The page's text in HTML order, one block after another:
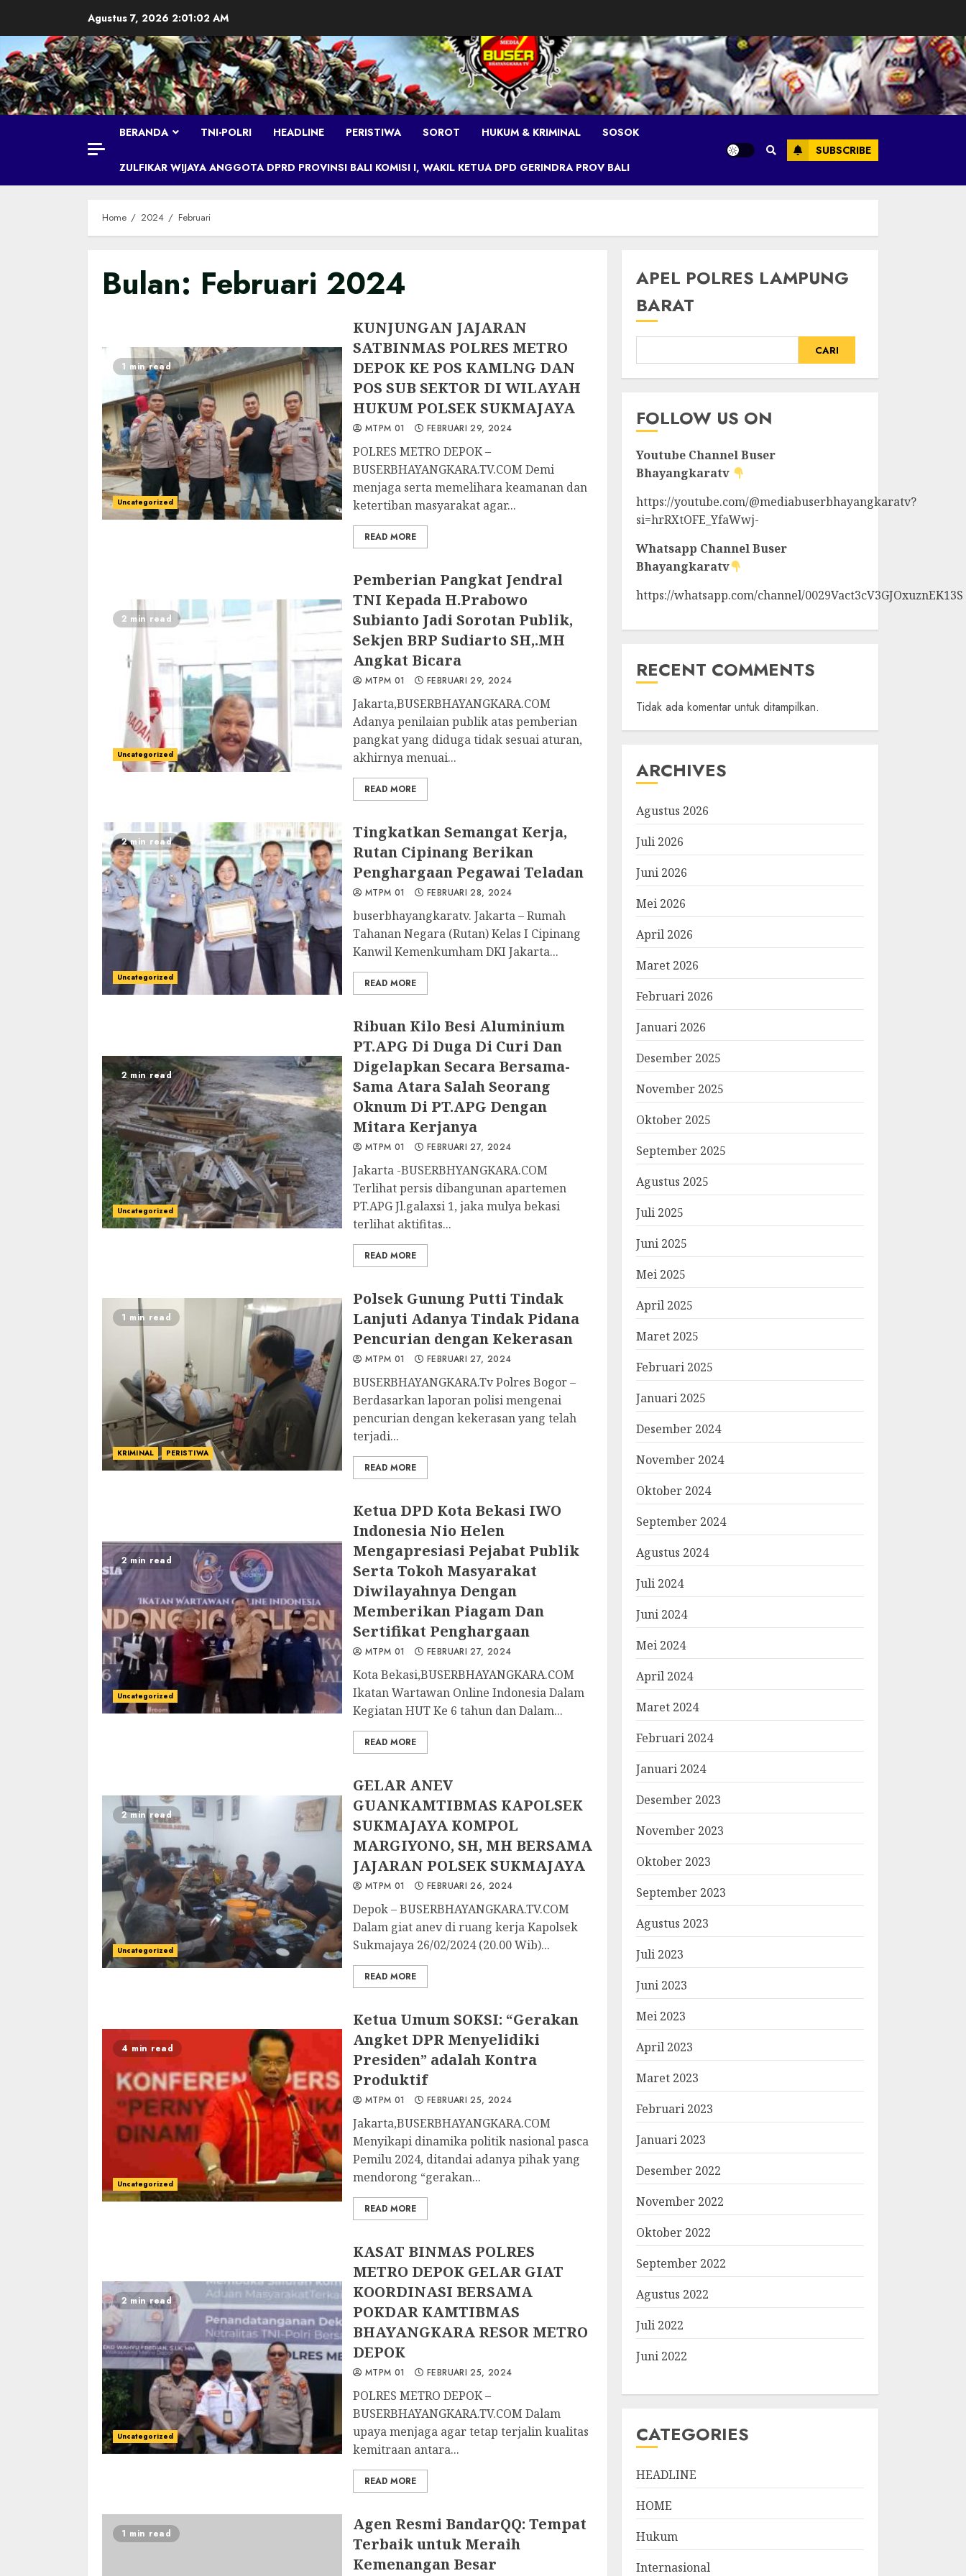
content
Agustus 7, 2026 2:01:04 AM
BERANDA TNI-POLRI HEADLINE PERISTIWA SOROT HUKUM & KRIMINAL SOSOK
ZULFIKAR WIJAYA ANGGOTA DPRD PROVINSI BALI KOMISI I, WAKIL KETUA DPD GERINDRA PROV BALI
SUBSCRIBE
Home 2024 Februari
Bulan: Februari 2024
1 min read
Uncategorized
KUNJUNGAN JAJARAN
SATBINMAS POLRES METRO
DEPOK KE POS KAMLNG DAN
POS SUB SEKTOR DI WILAYAH
HUKUM POLSEK SUKMAJAYA
MTPM 01 FEBRUARI 29, 2024
POLRES METRO DEPOK –
BUSERBHAYANGKARA.TV.COM Demi
menjaga serta memelihara keamanan dan
ketertiban masyarakat agar...
READ MORE
2 min read
Uncategorized
Pemberian Pangkat Jendral
TNI Kepada H.Prabowo
Subianto Jadi Sorotan Publik,
Sekjen BRP Sudiarto SH,.MH
Angkat Bicara
MTPM 01 FEBRUARI 29, 2024
Jakarta,BUSERBHAYANGKARA.COM
Adanya penilaian publik atas pemberian
pangkat yang diduga tidak sesuai aturan,
akhirnya menuai...
READ MORE
2 min read
Uncategorized
Tingkatkan Semangat Kerja,
Rutan Cipinang Berikan
Penghargaan Pegawai Teladan
MTPM 01 FEBRUARI 28, 2024
buserbhayangkaratv. Jakarta – Rumah
Tahanan Negara (Rutan) Kelas I Cipinang
Kanwil Kemenkumham DKI Jakarta...
READ MORE
2 min read
Uncategorized
Ribuan Kilo Besi Aluminium
PT.APG Di Duga Di Curi Dan
Digelapkan Secara Bersama-
Sama Atara Salah Seorang
Oknum Di PT.APG Dengan
Mitara Kerjanya
MTPM 01 FEBRUARI 27, 2024
Jakarta -BUSERBHYANGKARA.COM
Terlihat persis dibangunan apartemen
PT.APG Jl.galaxsi 1, jaka mulya bekasi
terlihat aktifitas...
READ MORE
1 min read
KRIMINAL PERISTIWA
Polsek Gunung Putti Tindak
Lanjuti Adanya Tindak Pidana
Pencurian dengan Kekerasan
MTPM 01 FEBRUARI 27, 2024
BUSERBHAYANGKARA.Tv Polres Bogor –
Berdasarkan laporan polisi mengenai
pencurian dengan kekerasan yang telah
terjadi...
READ MORE
2 min read
Uncategorized
Ketua DPD Kota Bekasi IWO
Indonesia Nio Helen
Mengapresiasi Pejabat Publik
Serta Tokoh Masyarakat
Diwilayahnya Dengan
Memberikan Piagam Dan
Sertifikat Penghargaan
MTPM 01 FEBRUARI 27, 2024
Kota Bekasi,BUSERBHAYANGKARA.COM
Ikatan Wartawan Online Indonesia Dalam
Kegiatan HUT Ke 6 tahun dan Dalam...
READ MORE
2 min read
Uncategorized
GELAR ANEV
GUANKAMTIBMAS KAPOLSEK
SUKMAJAYA KOMPOL
MARGIYONO, SH, MH BERSAMA
JAJARAN POLSEK SUKMAJAYA
MTPM 01 FEBRUARI 26, 2024
Depok – BUSERBHAYANGKARA.TV.COM
Dalam giat anev di ruang kerja Kapolsek
Sukmajaya 26/02/2024 (20.00 Wib)...
READ MORE
4 min read
Uncategorized
Ketua Umum SOKSI: “Gerakan
Angket DPR Menyelidiki
Presiden” adalah Kontra
Produktif
MTPM 01 FEBRUARI 25, 2024
Jakarta,BUSERBHAYANGKARA.COM
Menyikapi dinamika politik nasional pasca
Pemilu 2024, ditandai adanya pihak yang
mendorong “gerakan...
READ MORE
2 min read
Uncategorized
KASAT BINMAS POLRES
METRO DEPOK GELAR GIAT
KOORDINASI BERSAMA
POKDAR KAMTIBMAS
BHAYANGKARA RESOR METRO
DEPOK
MTPM 01 FEBRUARI 25, 2024
POLRES METRO DEPOK –
BUSERBHAYANGKARA.TV.COM Dalam
upaya menjaga agar tetap terjalin kualitas
kemitraan antara...
READ MORE
1 min read
Agen Resmi BandarQQ: Tempat
Terbaik untuk Meraih
Kemenangan Besar
APEL POLRES LAMPUNG
BARAT
CARI
FOLLOW US ON
Youtube ChannelBuser
Bhayangkaratv
https://youtube.com/@mediabuserbhayangkaratv?
si=hrRXtOFE_YfaWwj-
Whatsapp ChannelBuser
Bhayangkaratv
https://whatsapp.com/channel/0029Vact3cV3GJOxuznEK13S
RECENT COMMENTS
Tidak ada komentar untuk ditampilkan.
ARCHIVES
Agustus 2026
Juli 2026
Juni 2026
Mei 2026
April 2026
Maret 2026
Februari 2026
Januari 2026
Desember 2025
November 2025
Oktober 2025
September 2025
Agustus 2025
Juli 2025
Juni 2025
Mei 2025
April 2025
Maret 2025
Februari 2025
Januari 2025
Desember 2024
November 2024
Oktober 2024
September 2024
Agustus 2024
Juli 2024
Juni 2024
Mei 2024
April 2024
Maret 2024
Februari 2024
Januari 2024
Desember 2023
November 2023
Oktober 2023
September 2023
Agustus 2023
Juli 2023
Juni 2023
Mei 2023
April 2023
Maret 2023
Februari 2023
Januari 2023
Desember 2022
November 2022
Oktober 2022
September 2022
Agustus 2022
Juli 2022
Juni 2022
CATEGORIES
HEADLINE
HOME
Hukum
Internasional